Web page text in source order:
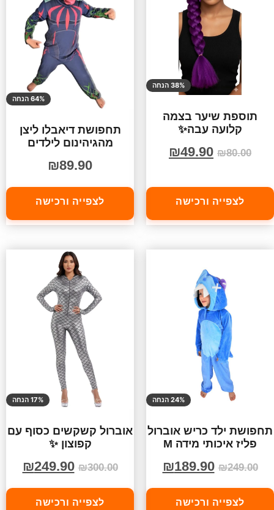
38% הנחה
תוספת שיער בצמה
קלועה עבה✨
₪80.00
₪49.90
לצפייה ורכישה
64% הנחה
תחפושת דיאבלו ליצן
מהגיהינום לילדים
₪89.90
לצפייה ורכישה
24% הנחה
תחפושת ילד כריש אוברול
פליז איכותי מידה M
₪249.00
₪189.90
לצפייה ורכישה
17% הנחה
אוברול קשקשים כסוף עם
קפוצון ✨
₪300.00
₪249.90
לצפייה ורכישה